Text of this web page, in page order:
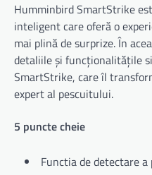
Humminbird SmartStrike
inteligent care oferă o
mai plină de surprize. În
detaliile și funcționalitățile
SmartStrike, care îl
expert al pescuitului.
5 puncte cheie
Functia de detectare